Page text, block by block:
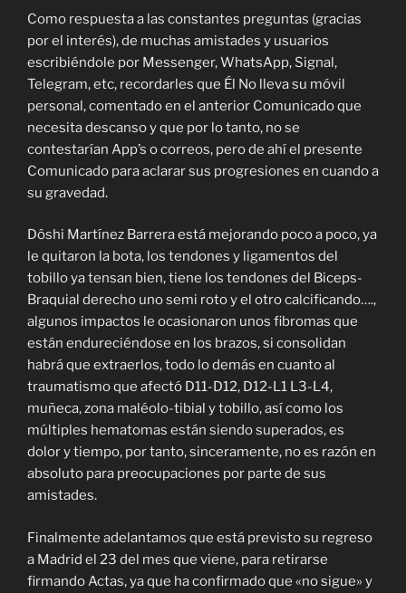
Como respuesta a las constantes preguntas (gracias
por el interés), de muchas amistades y usuarios
escribiéndole por Messenger, WhatsApp, Signal,
Telegram, etc, recordarles que Él No lleva su móvil
personal, comentado en el anterior Comunicado que
necesita descanso y que por lo tanto, no se
contestarían App’s o correos, pero de ahí el presente
Comunicado para aclarar sus progresiones en cuando a
su gravedad.
Dôshi Martínez Barrera está mejorando poco a poco, ya
le quitaron la bota, los tendones y ligamentos del
tobillo ya tensan bien, tiene los tendones del Biceps-
Braquial derecho uno semi roto y el otro calcificando….,
algunos impactos le ocasionaron unos fibromas que
están endureciéndose en los brazos, si consolidan
habrá que extraerlos, todo lo demás en cuanto al
traumatismo que afectó D11-D12, D12-L1 L3-L4,
muñeca, zona maléolo-tibial y tobillo, así como los
múltiples hematomas están siendo superados, es
dolor y tiempo, por tanto, sinceramente, no es razón en
absoluto para preocupaciones por parte de sus
amistades.
Finalmente adelantamos que está previsto su regreso
a Madrid el 23 del mes que viene, para retirarse
firmando Actas, ya que ha confirmado que «no sigue» y